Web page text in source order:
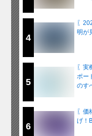
4
〖
明が
5
〖実
ポー
のす
6
〖価
げ！